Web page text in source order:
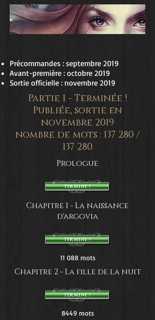
Précommandes : septembre 2019
Avant-première : octobre 2019
Sortie officielle : novembre 2019
Partie 1 - Terminée !
Publiée, sortie en
novembre 2019
nombre de mots : 137 280 /
137 280
Prologue
Chapitre 1 - La naissance
d'argovia
11 088 mots
Chapitre 2 - La fille de la nuit
8449 mots